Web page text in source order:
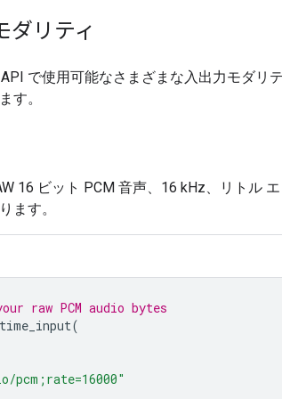
ダリティ
で使用可能なさまざまな入出力モダリ
す。
16 ビット PCM 音声、16 kHz、リトル
ます。
raw PCM audio bytes
(
pcm;rate=16000"